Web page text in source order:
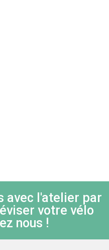
avec l'atelier par
votre vélo
nous !